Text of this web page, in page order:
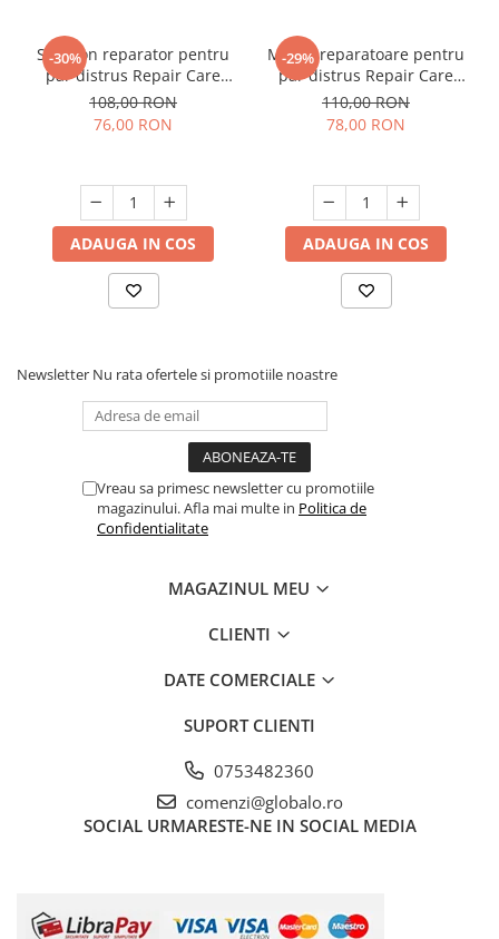
-30%
Sampon reparator pentru
par distrus Repair Care
1000 ml
108,00 RON
76,00 RON
ADAUGA IN COS
-29%
Masca reparatoare pentru
par distrus Repair Care
1000 ml
110,00 RON
78,00 RON
ADAUGA IN COS
Newsletter Nu rata ofertele si promotiile noastre
Vreau sa primesc newsletter cu promotiile
magazinului. Afla mai multe in Politica de
Confidentialitate
MAGAZINUL MEU
CLIENTI
DATE COMERCIALE
SUPORT CLIENTI
0753482360
comenzi@globalo.ro
SOCIAL URMARESTE-NE IN SOCIAL MEDIA